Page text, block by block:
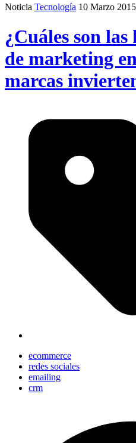
Noticia Tecnología 10 Marzo 2015
¿Cuáles son
de marketing
marcas
ecommerce
redes sociales
emailing
crm